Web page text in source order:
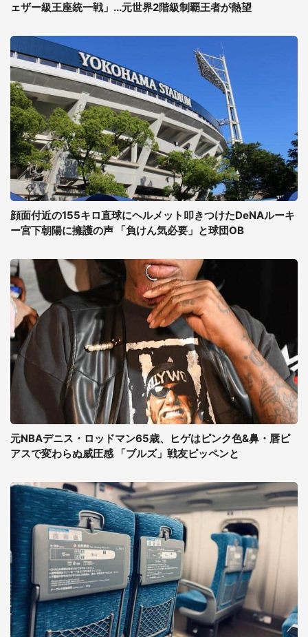
ェザー級王座統一戦」...元世界2階級制覇王者が熱望
顔面付近の155キロ直球にヘルメット叩きつけたDeNAルーキ
ー宮下朝陽に擁護の声 「負けん気必要」と球団OB
元NBAデニス・ロッドマン65歳、ヒゲはピンク色&鼻・唇ピ
アスで変わらぬ威圧感 「ブルズ」戦友ピッペンと